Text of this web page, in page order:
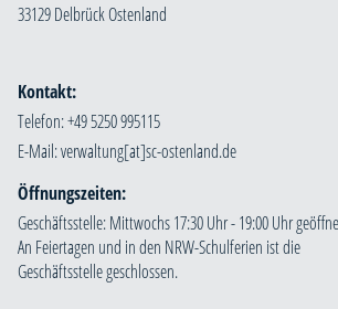
33129 Delbrück Ostenland
Kontakt:
Telefon: +49 5250 995115
E-Mail:
Öffnungszeiten:
Geschäftsstelle: Mittwochs 17:30 Uhr - 19:00 Uhr
An Feiertagen und in den NRW-Schulferien ist die
Geschäftsstelle geschlossen.